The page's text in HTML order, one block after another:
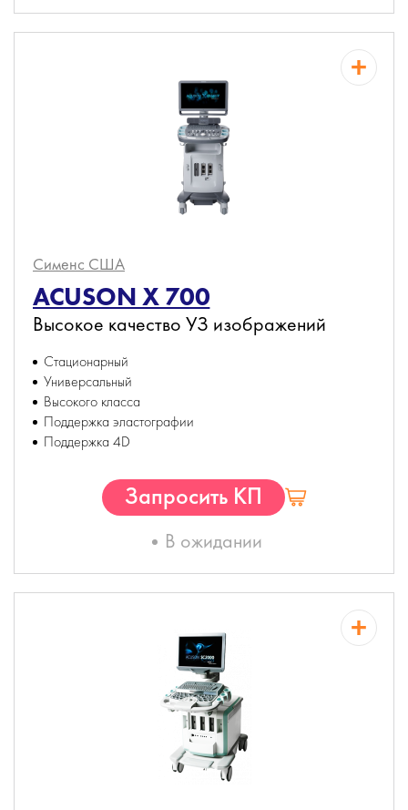
Сименс США
ACUSON X 700
Высокое качество УЗ изображений
Стационарный
Универсальный
Высокого класса
Поддержка эластографии
Поддержка 4D
Запросить КП
В ожидании